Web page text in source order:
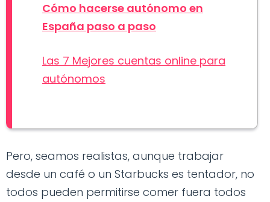
Cómo hacerse autónomo en
España paso a paso
Las 7 Mejores cuentas online para
autónomos
Pero, seamos realistas, aunque trabajar
desde un café o un Starbucks es tentador, no
todos pueden permitirse comer fuera todos